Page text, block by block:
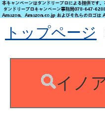
トップページ
イノ